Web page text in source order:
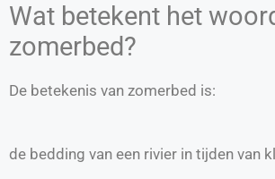
Wat betekent het
zomerbed?
De betekenis van zomerbed is:
de bedding van een rivier in tijden van